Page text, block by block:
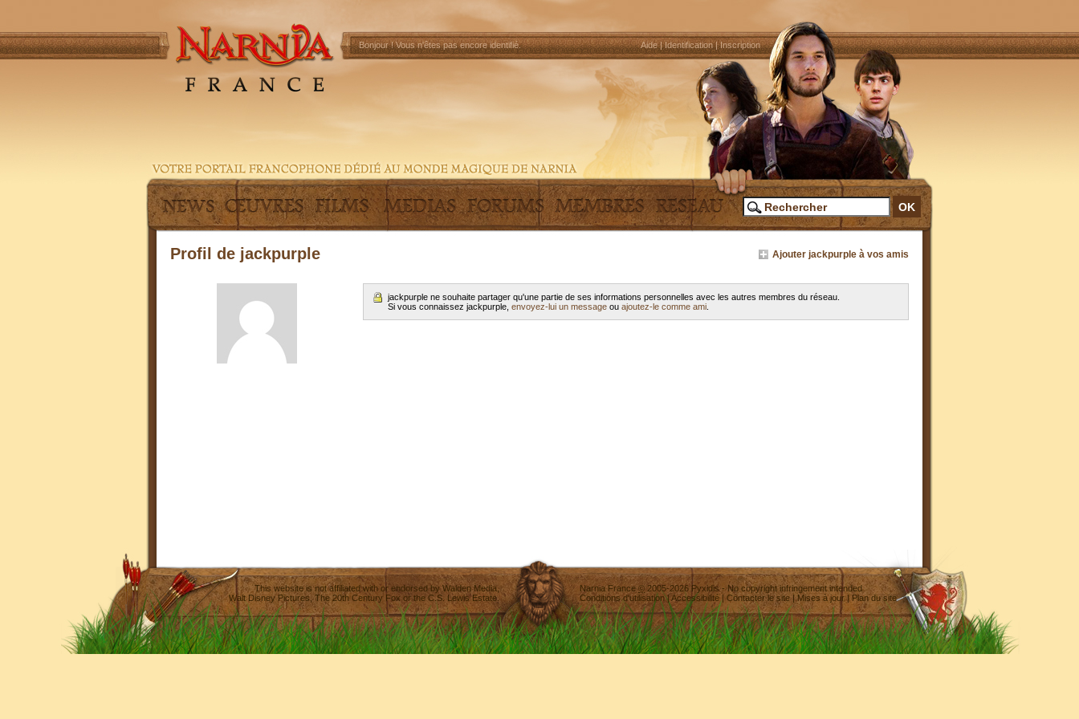
Bonjour !Vous n'êtes pas encore identifié. Aide|Identification|Inscription
Profil de jackpurple Ajouter jackpurple à vos amis
jackpurple ne souhaite partager qu'une partie de ses informations personnelles avec les autres membres du réseau.
Si vous connaissez jackpurple, envoyez-lui un message ou ajoutez-le comme ami
This website is not affiliated with or endorsed byWalden Media
Walt Disney Pictures,The 20th Century Fox or the C.S. Lewis Estate.
Narnia France ©2005-2026 Pyxidis- No copyright infringement intended
Conditions d'utilisation|Accessibilité| Contacter le site|Mises à jour| Plan du site